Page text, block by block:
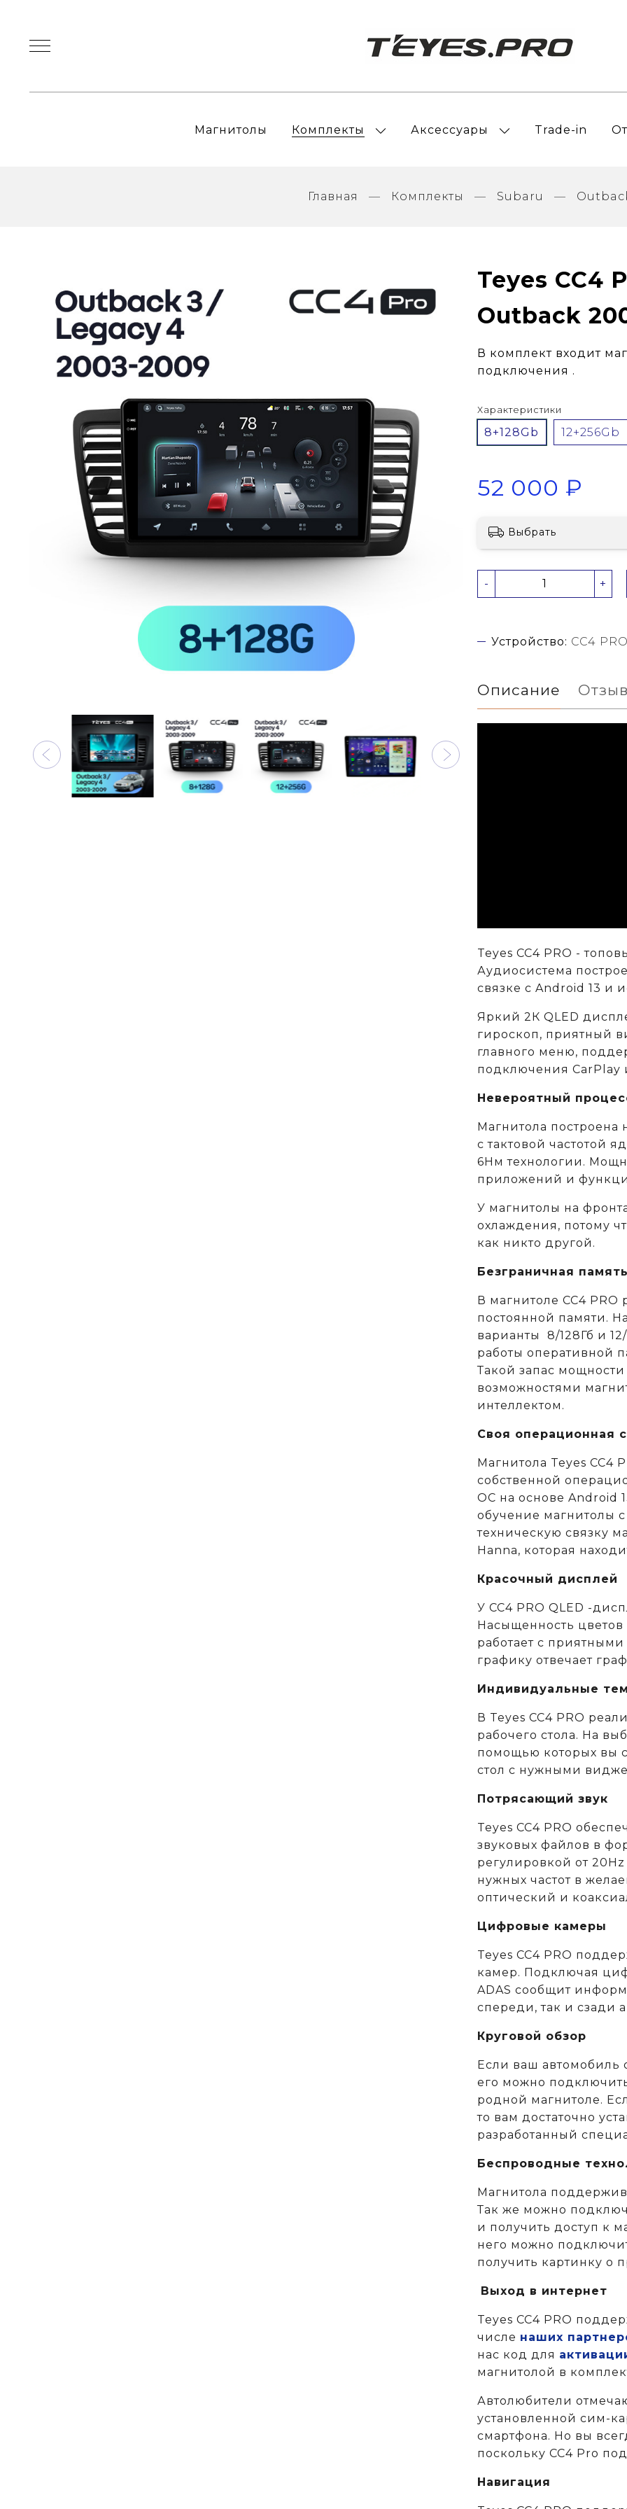
Магнитолы Комплекты Аксессуары Trade-in
Главная Комплекты Subaru
Teyes CC4
Outback
В комплект входит
подключения .
Характеристики
8+128Gb 12+256Gb
52 000 ₽
Выбрать
- +
Устройство: CC4
Описание
Teyes CC4 PRO -
Аудиосистема
связке с Android 13 и
Яркий 2К QLED
гироскоп, приятный
главного меню,
подключения
Невероятный
Магнитола
c тактовой частотой
6Нм технологии.
приложений и
У магнитолы на
охлаждения, потому
как никто другой.
Безграничная
В магнитоле CC4
постоянной памяти.
варианты 8/128Гб и
работы оперативной
Такой запас
возможностями
интеллектом.
Своя операционная
Магнитола Teyes CC4
собственной
ОС на основе Android
обучение магнитолы
техническую связку
Hanna, которая
Красочный дисплей
У CC4 PRO QLED -
Насыщенность
работает с
графику отвечает
Индивидуальные
В Teyes СС4 PRO
рабочего стола. На
помощью которых вы
стол с нужными
Потрясающий звук
Teyes CC4 PRO
звуковых файлов в
регулировкой от
нужных частот в
оптический и
Цифровые камеры
Teyes CC4 PRO
камер. Подключая
ADAS сообщит
спереди, так и сзади
Круговой обзор
Если ваш автомобиль
его можно
родной магнитоле.
то вам достаточно
разработанный
Беспроводные
Магнитола
Так же можно
и получить доступ к
него можно
получить картинку о
Выход в интернет
Teyes CC4 PRO
числе наших
нас код для
магнитолой в
Автолюбители
установленной сим-
смартфона. Но вы
поскольку СС4 Pro
Навигация